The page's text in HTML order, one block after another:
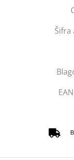
Šifra